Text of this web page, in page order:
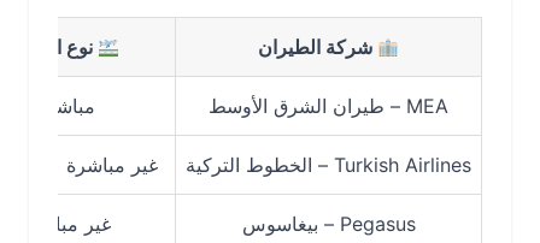
شركة الطيران نوع الرحلة
مباشرة
Turkish Airlines – الخطوط التركية غير مباشرة (اسطنبول)
Pegasus – بيغاسوس غير مباشرة